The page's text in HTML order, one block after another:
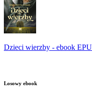
Dzieci wierzby - ebook
Losowy ebook